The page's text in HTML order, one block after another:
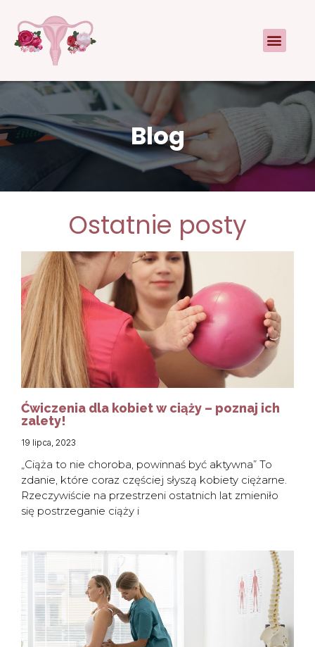
Blog
Ostatnie posty
Ćwiczenia dla kobiet w ciąży – poznaj ich
zalety!
19 lipca, 2023
„Ciąża to nie choroba, powinnaś być aktywna” To
zdanie, które coraz częściej słyszą kobiety ciężarne.
Rzeczywiście na przestrzeni ostatnich lat zmieniło
się postrzeganie ciąży i